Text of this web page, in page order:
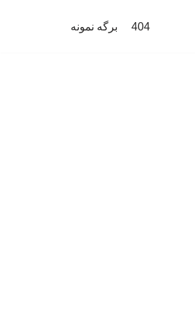
404 برگه نمونه